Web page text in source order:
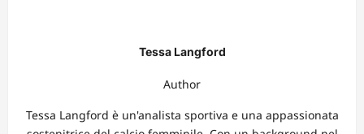
Tessa Langford
Author
Tessa Langford è un'analista sportiva e una appassionata